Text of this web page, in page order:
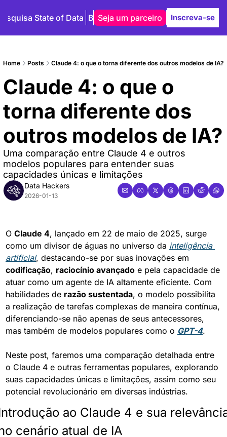
State of Data Blog Autores
Seja um parceiro Inscreva-se
Home Posts Claude 4: o que o torna diferente dos outros modelos de IA?
Claude 4: o que o
torna diferente dos
outros modelos de IA?
Uma comparação entre Claude 4 e outros
modelos populares para entender suas
capacidades únicas e limitações
Data Hackers
2026-01-13
O Claude 4, lançado em 22 de maio de 2025, surge
como um divisor de águas no universo da inteligência
artificial
codificação, raciocínio avançado e pela capacidade de
atuar como um agente de IA altamente eficiente. Com
habilidades de razão sustentada, o modelo possibilita
a realização de tarefas complexas de maneira contínua,
diferenciando-se não apenas de seus antecessores,
mas também de modelos populares como o GPT-4.
Neste post, faremos uma comparação detalhada entre
o Claude 4 e outras ferramentas populares, explorando
suas capacidades únicas e limitações, assim como seu
potencial revolucionário em diversas indústrias.
ao Claude 4 e sua
cenário atual de IA